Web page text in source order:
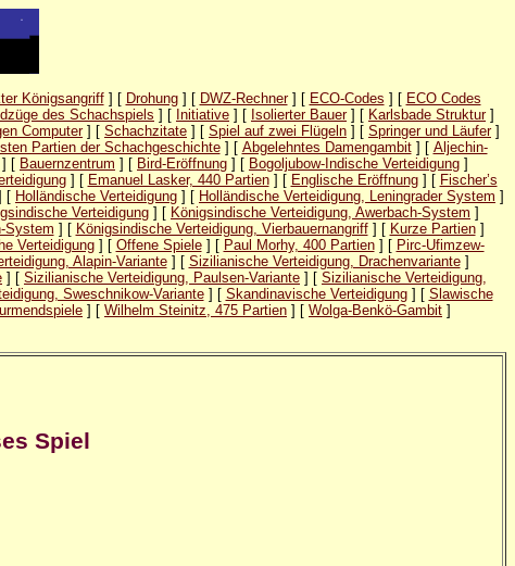
Königsangriff] [ Drohung] [ DWZ-Rechner] [ ECO-Codes ] [ ECO Codes
des Schachspiels ] [ Initiative ] [ Isolierter Bauer] [ Karlsbade Struktur]
Computer] [ Schachzitate ] [ Spiel auf zwei Flügeln ] [ Springer und Läufer]
Partien der Schachgeschichte] [ Abgelehntes Damengambit] [ Aljechin-
] [ Bauernzentrum ] [ Bird-Eröffnung ] [ Bogoljubow-Indische Verteidigung ]
] [ Emanuel Lasker, 440 Partien] [ Englische Eröffnung] [ Fischer’s
[ Holländische Verteidigung ] [ Holländische Verteidigung, Leningrader System ]
Verteidigung ] [ Königsindische Verteidigung, Awerbach-System ]
System ] [ Königsindische Verteidigung, Vierbauernangriff] [ Kurze Partien]
Verteidigung] [ Offene Spiele] [ Paul Morhy, 400 Partien] [ Pirc-Ufimzew-
Alapin-Variante] [ Sizilianische Verteidigung, Drachenvariante]
] [ Sizilianische Verteidigung, Paulsen-Variante ] [ Sizilianische Verteidigung,
Sweschnikow-Variante] [ Skandinavische Verteidigung] [ Slawische
] [ Wilhelm Steinitz, 475 Partien ] [ Wolga-Benkö-Gambit ]
Spiel